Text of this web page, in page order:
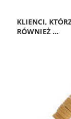
KLIENCI,
RÓWNIEŻ ...